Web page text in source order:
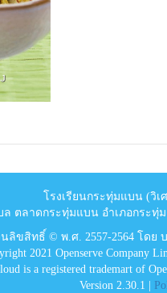
โรงเรียนกระทุ่มแบน (วิ
ล ตลาดกระทุ่มแบน อำเภอกระทุ่
ลิขสิทธิ์ © พ.ศ. 2557-2564 โดย
2021 Openserve Company
is a registered trademart of
Version 2.30.1 |